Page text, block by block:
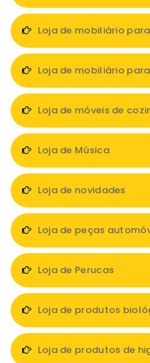
Loja de mobiliário
Loja de mobiliário
Loja de móveis de
Loja de Música
Loja de novidades
Loja de peças
Loja de Perucas
Loja de produtos
Loja de produtos de